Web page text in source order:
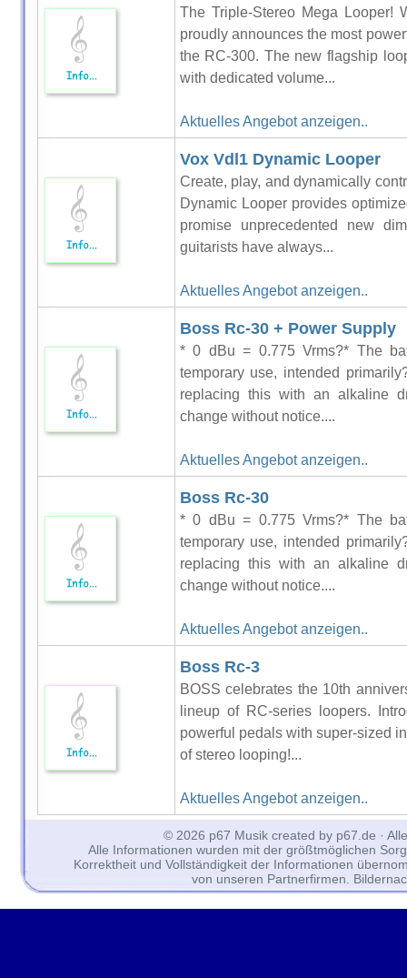
The Triple-Stereo Mega Looper!
proudly announces the most
the RC-300. The new flagship
with dedicated volume...
Aktuelles Angebot anzeigen..
Vox Vdl1 Dynamic Looper
Create, play, and dynamically
Dynamic Looper provides
promise unprecedented new
guitarists have always...
Aktuelles Angebot anzeigen..
Boss Rc-30 + Power Supply
* 0 dBu = 0.775 Vrms?* The
temporary use, intended
replacing this with an alkaline
change without notice....
Aktuelles Angebot anzeigen..
Boss Rc-30
* 0 dBu = 0.775 Vrms?* The
temporary use, intended
replacing this with an alkaline
change without notice....
Aktuelles Angebot anzeigen..
Boss Rc-3
BOSS celebrates the 10th
lineup of RC-series loopers.
powerful pedals with super-sized
of stereo looping!...
Aktuelles Angebot anzeigen..
© 2026 p67 Musik created by p67.de ·
Alle Informationen wurden mit der größtmöglichen
Korrektheit und Vollständigkeit der Informationen
von unseren Partnerfirmen.